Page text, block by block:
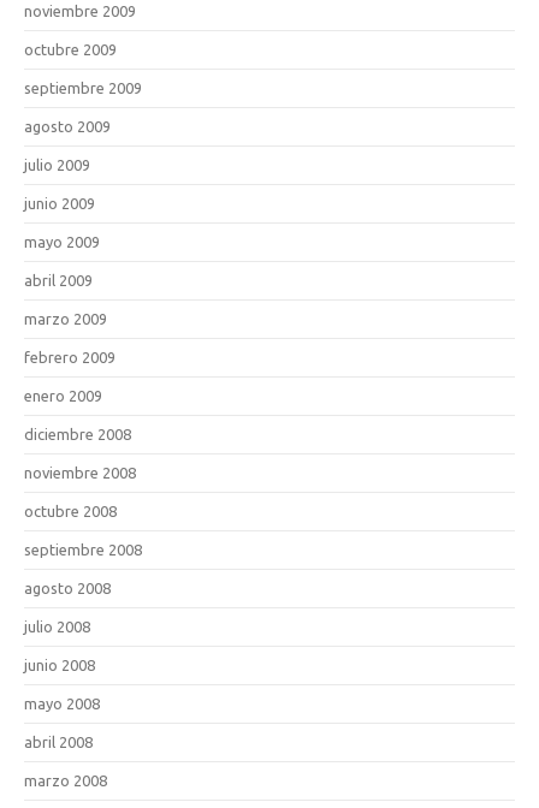
noviembre 2009
octubre 2009
septiembre 2009
agosto 2009
julio 2009
junio 2009
mayo 2009
abril 2009
marzo 2009
febrero 2009
enero 2009
diciembre 2008
noviembre 2008
octubre 2008
septiembre 2008
agosto 2008
julio 2008
junio 2008
mayo 2008
abril 2008
marzo 2008